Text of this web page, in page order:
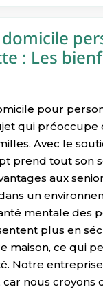
: Les
pour
qui préoccupe
Avec le
prend tout son
aux
un
mentale des
plus en
maison, ce qui
Notre
nous croyons